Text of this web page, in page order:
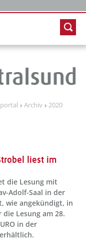
Archiv
2020
liest im
die Lesung mit
Adolf-Saal in der
wie angekündigt, in
Lesung am 28.
in der